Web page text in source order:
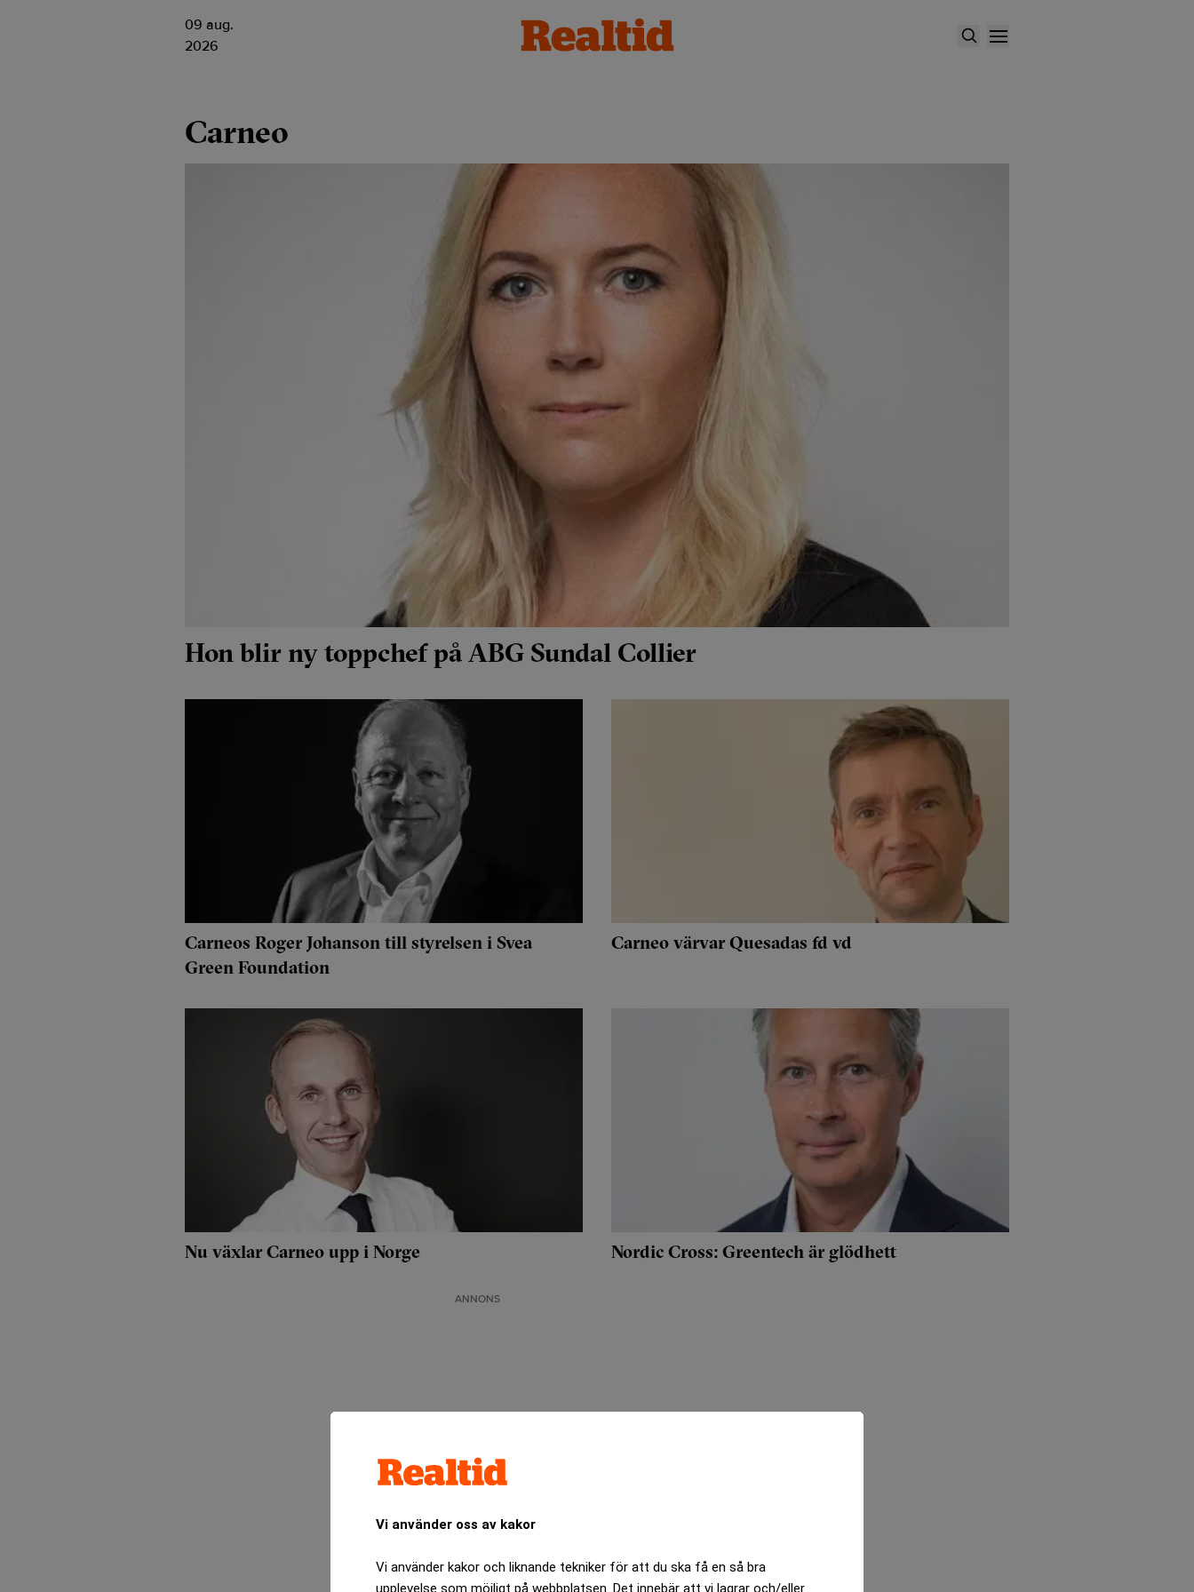
Vi använder oss av kakor
Vi använder kakor och liknande tekniker för att du ska få en så bra
upplevelse som möjligt på webbplatsen. Det innebär att vi lagrar och/eller
09 aug.
2026
Carneo
Hon blir ny toppchef på ABG Sundal Collier
Carneos Roger Johanson till styrelsen i Svea
Green Foundation
Carneo värvar Quesadas fd vd
Nu växlar Carneo upp i Norge Nordic Cross: Greentech är glödhett
ANNONS